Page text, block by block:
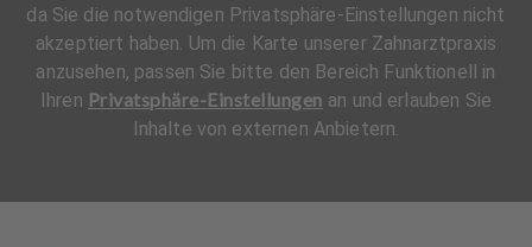
da Sie die notwendigen Privatsphäre-Einstellungen nicht
akzeptiert haben. Um die Karte unserer Zahnarztpraxis
anzusehen, passen Sie bitte den Bereich Funktionell in
Ihren Privatsphäre-Einstellungen an und erlauben Sie
Inhalte von externen Anbietern.